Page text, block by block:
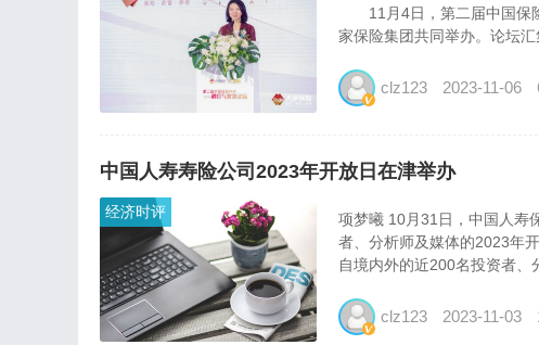
11月4日，第二届中国保险
家保险集团共同举办。论坛
clz123 2023-11-06
中国人寿寿险公司2023年开放日在津举办
经济时评
项梦曦 10月31日，中国人寿
者、分析师及媒体的2023年
自境内外的近200名投资者、
clz123 2023-11-03